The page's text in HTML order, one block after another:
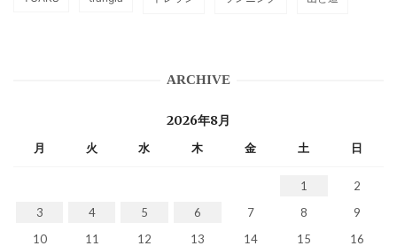
ARCHIVE
2026年8月
月 火 水 木 金 土 日
1
2
3
4 5 6 7 8
9
10
11 12 13 14 15 16